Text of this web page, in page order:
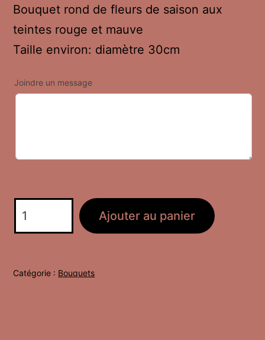
Bouquet rond de fleurs de saison aux
teintes rouge et mauve
Taille environ: diamètre 30cm
Joindre un message
de
Ajouter au panier
Catégorie : Bouquets